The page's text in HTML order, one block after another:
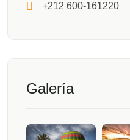
+212 600-161220
Galería